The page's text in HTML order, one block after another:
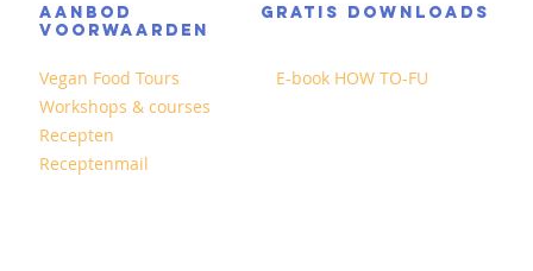
AANBOD
GRATIS DOWNLOADS
VOORWAARDEN
Vegan Food Tours
Workshops & courses
Recepten
Receptenmail
E-book HOW TO-FU